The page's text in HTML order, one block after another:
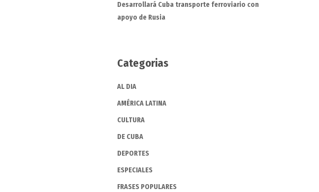
Desarrollará Cuba transporte ferroviario con
apoyo de Rusia
Categorias
AL DIA
AMÉRICA LATINA
CULTURA
DE CUBA
DEPORTES
ESPECIALES
FRASES POPULARES